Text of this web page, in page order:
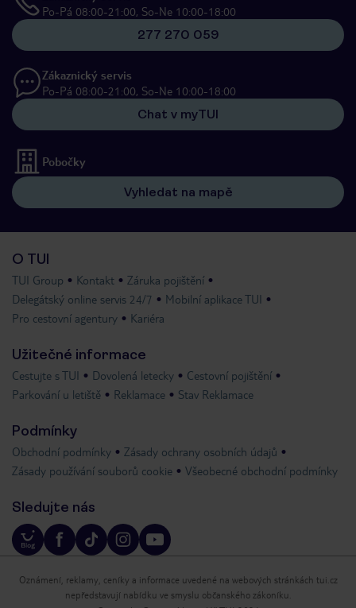
Po-Pá 08:00-21:00, So-Ne 10:00-18:00
277 270 059
Zákaznický servis
Po-Pá 08:00-21:00, So-Ne 10:00-18:00
Chat v myTUI
Pobočky
Vyhledat na mapě
O TUI
TUI Group Kontakt
Záruka pojištění
Delegátský online servis 24/7
Mobilní aplikace TUI
Pro cestovní agentury
Kariéra
Užitečné informace
Cestujte s TUI Dovolená letecky
Cestovní pojištění
Parkování u letiště
Reklamace Stav Reklamace
Podmínky
Obchodní podmínky
Zásady ochrany osobních údajů
Zásady používání souborů cookie
Všeobecné obchodní podmínky
Sledujte nás
Oznámení, reklamy, ceníky a informace uvedené na webových stránkách tui.cz
nepředstavují nabídku ve smyslu občanského zákoníku.